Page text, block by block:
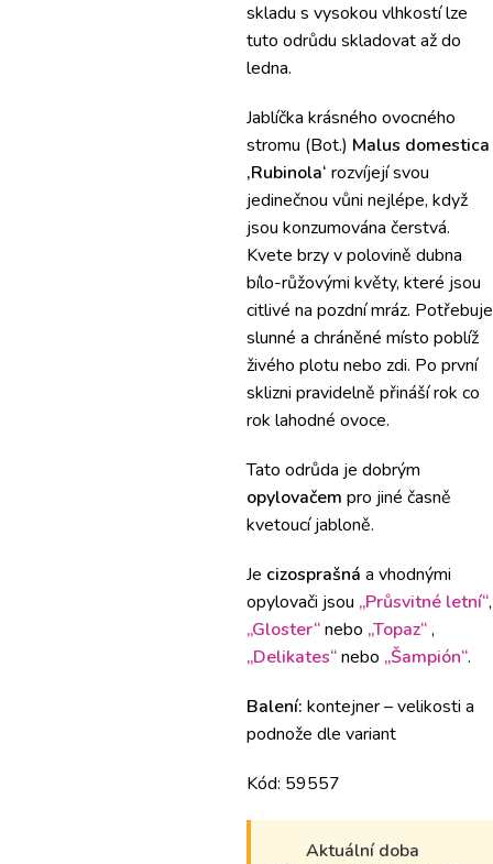
skladu s vysokou vlhkostí lze
tuto odrůdu skladovat až do
ledna.
Jablíčka krásného ovocného
stromu (Bot.) Malus domestica
‚Rubinola‘ rozvíjejí svou
jedinečnou vůni nejlépe, když
jsou konzumována čerstvá.
Kvete brzy v polovině dubna
bílo-růžovými květy, které jsou
citlivé na pozdní mráz. Potřebuje
slunné a chráněné místo poblíž
živého plotu nebo zdi. Po první
sklizni pravidelně přináší rok co
rok lahodné ovoce.
Tato odrůda je dobrým
opylovačem pro jiné časně
kvetoucí jabloně.
Je cizosprašná a vhodnými
opylovači jsou „Průsvitné letní“,
„Gloster“nebo „Topaz“,
„Delikates“nebo „Šampión“.
Balení: kontejner – velikosti a
podnože dle variant
Kód: 59557
Aktuální doba